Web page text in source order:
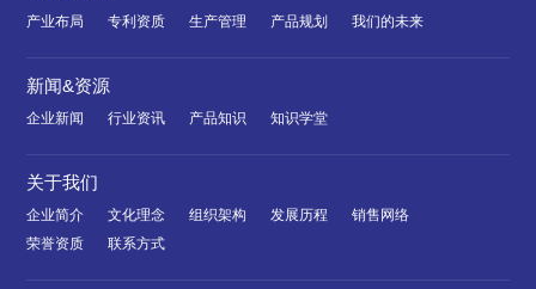
产业布局 专利资质 生产管理 产品规划 我们的未来
新闻&资源
企业新闻 行业资讯 产品知识 知识学堂
关于我们
企业简介 文化理念 组织架构 发展历程
销售网络
荣誉资质
联系方式